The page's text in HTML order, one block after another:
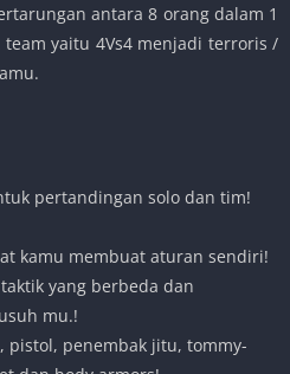
antara 8 orang dalam 1
yaitu 4Vs4 menjadi terroris /
pertandingan solo dan tim!
kamu membuat aturan sendiri!
yang berbeda dan
mu.!
pistol, penembak jitu, tommy-